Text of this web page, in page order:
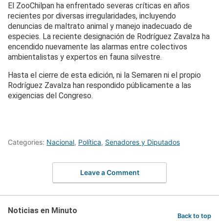
El ZooChilpan ha enfrentado severas críticas en años
recientes por diversas irregularidades, incluyendo
denuncias de maltrato animal y manejo inadecuado de
especies. La reciente designación de Rodríguez Zavalza ha
encendido nuevamente las alarmas entre colectivos
ambientalistas y expertos en fauna silvestre.
Hasta el cierre de esta edición, ni la Semaren ni el propio
Rodríguez Zavalza han respondido públicamente a las
exigencias del Congreso.
Categories: Nacional, Política, Senadores y Diputados
Leave a Comment
Noticias en Minuto
Back to top